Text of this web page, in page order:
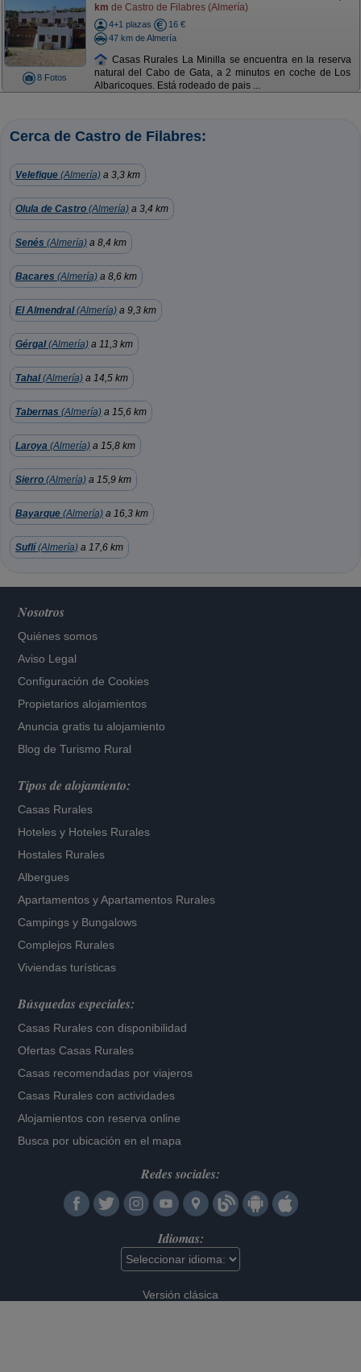
8 Fotos
km de Castro de Filabres (Almería)
4+1 plazas
16 €
47 km de Almería
Casas Rurales La Minilla se encuentra en la reserva
natural del Cabo de Gata, a 2 minutos en coche de Los
Albaricoques. Está rodeado de pais ...
Cerca de Castro de Filabres:
Velefique (Almería) a 3,3 km
Olula de Castro (Almería) a 3,4 km
Senés (Almería) a 8,4 km
Bacares (Almería) a 8,6 km
El Almendral(Almería) a 9,3 km
Gérgal(Almería) a 11,3 km
Tahal(Almería) a 14,5 km
Tabernas (Almería) a 15,6 km
Laroya (Almería) a 15,8 km
Sierro (Almería) a 15,9 km
Bayarque (Almería) a 16,3 km
Suflí (Almería) a 17,6 km
Nosotros
Quiénes somos
Aviso Legal
Configuración de Cookies
Propietarios alojamientos
Anuncia gratis tu alojamiento
Blog de Turismo Rural
Tipos de alojamiento:
Casas Rurales
Hoteles y Hoteles Rurales
Hostales Rurales
Albergues
Apartamentos yApartamentos Rurales
Campings y Bungalows
Complejos Rurales
Viviendas turísticas
Búsquedas especiales:
Casas Rurales con disponibilidad
Ofertas Casas Rurales
Casas recomendadas por viajeros
Casas Rurales con actividades
Alojamientos con reserva online
Busca por ubicación en el mapa
Redes sociales:
Idiomas:
Versión clásica